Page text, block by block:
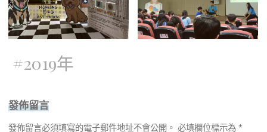
#2019年
發佈留言
發佈留言必須填寫的電子郵件地址不會公開。 必填欄位標示為*